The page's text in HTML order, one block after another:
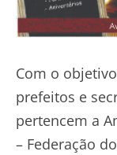
Com o
prefeitos e
pertencem a
– Federação